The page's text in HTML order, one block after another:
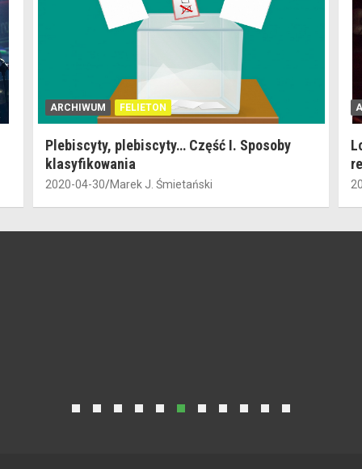
ARCHIWUM FELIETON
Plebiscyty, plebiscyty… Część I. Sposoby
klasyfikowania
2020-04-30 Marek J. Śmietański